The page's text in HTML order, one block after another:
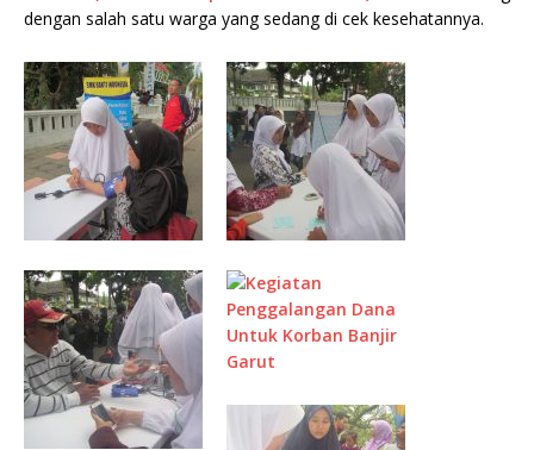
dengan salah satu warga yang sedang di cek kesehatannya.